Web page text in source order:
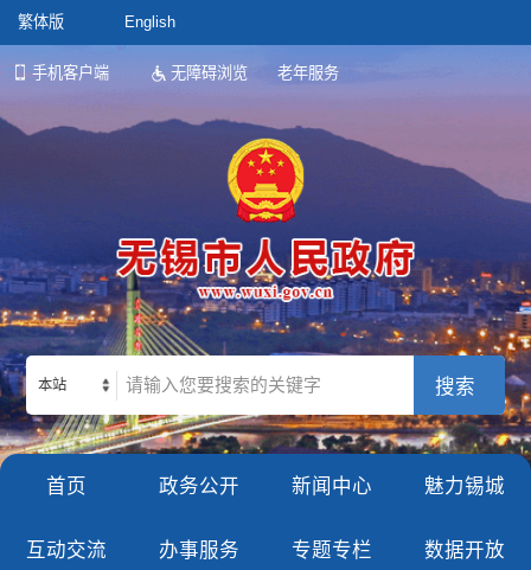
繁体版 English
手机客户端 无障碍浏览 老年服务
本站
首页 政务公开 新闻中心 魅力锡城
互动交流 办事服务 专题专栏 数据开放